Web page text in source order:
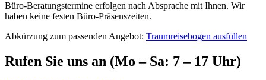
Büro-Beratungstermine erfolgen nach Absprache mit Ihnen. Wir
haben keine festen Büro-Präsenszeiten.
Abkürzung zum passenden Angebot: Traumreisebogen ausfüllen
Rufen Sie uns an (Mo – Sa: 7 – 17 Uhr)